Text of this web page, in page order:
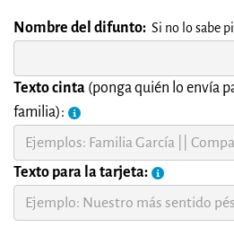
Nombre del difunto: Si no lo sabe
Texto cinta (ponga quién lo envía
familia):
Texto para la tarjeta: